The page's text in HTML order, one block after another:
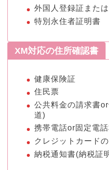
外国人登録証また
特別永住者証明書
XM対応の住所確認書
健康保険証
住民票
公共料金の請求書
道)
携帯電話or固定電
クレジットカード
納税通知書(納税証